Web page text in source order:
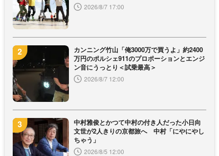
2026/8/7 17:00
カンニング竹山「俺3000万で買うよ」約2400
万円のポルシェ911のプロポーションとエンジ
ン音にうっとり＜試乗最高＞
2026/8/7 12:00
中村雅俊とかつて中村の付き人だった小日向
文世が2人きりの京都旅へ 中村「にやにやし
ちゃう」
2026/8/5 12:00